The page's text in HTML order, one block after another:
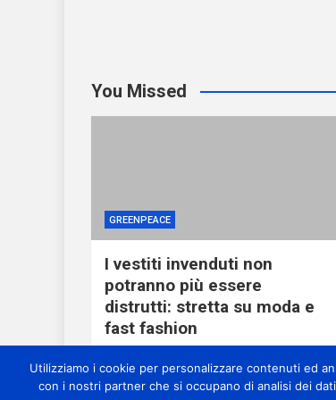
You Missed
GREENPEACE
I vestiti invenduti non
potranno più essere
distrutti: stretta su moda e
fast fashion
Utilizziamo i cookie per personalizzare contenuti ed
con i nostri partner che si occupano di analisi dei